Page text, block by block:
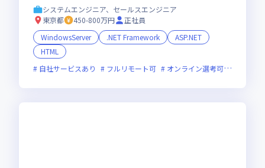
システムエンジニア、セールスエンジニア
東京都
450-800万円
正社員
WindowsServer
.NET Framework
ASP.NET
HTML
自社サービスあり
フルリモート可 オンライン選考可